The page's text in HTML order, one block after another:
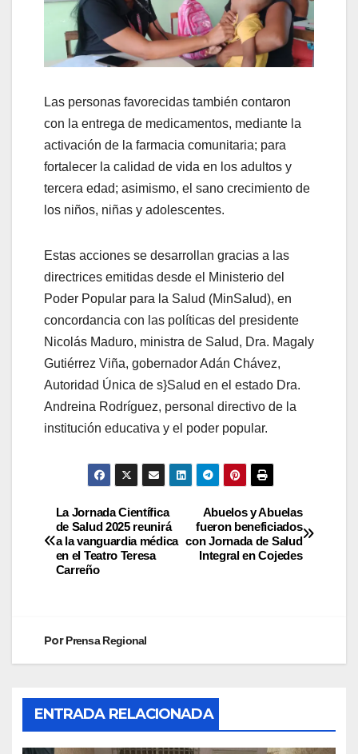
Las personas favorecidas también contaron
con la entrega de medicamentos, mediante la
activación de la farmacia comunitaria; para
fortalecer la calidad de vida en los adultos y
tercera edad; asimismo, el sano crecimiento de
los niños, niñas y adolescentes.
Estas acciones se desarrollan gracias a las
directrices emitidas desde el Ministerio del
Poder Popular para la Salud (MinSalud), en
concordancia con las políticas del presidente
Nicolás Maduro, ministra de Salud, Dra. Magaly
Gutiérrez Viña, gobernador Adán Chávez,
Autoridad Única de s}Salud en el estado Dra.
Andreina Rodríguez, personal directivo de la
institución educativa y el poder popular.
Abuelos y Abuelas
fueron beneficiados
con Jornada de Salud
Integral en Cojedes
La Jornada Científica
de Salud 2025 reunirá
a la vanguardia médica
en el Teatro Teresa
Carreño
PorPrensa Regional
ENTRADA RELACIONADA